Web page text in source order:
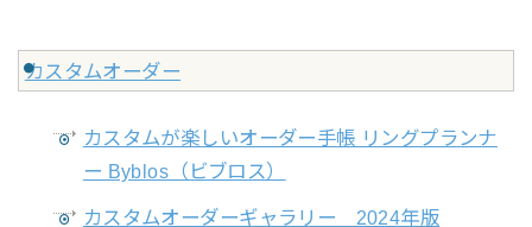
カスタムオーダー
カスタムが楽しいオーダー手帳 リングプランナ
ー Byblos（ビブロス）
カスタムオーダーギャラリー 2024年版